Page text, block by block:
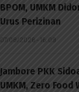
BPOM, UMKM
Urus Perizinan
07/08/2026 - 16:09
Jambore PKK
UMKM, Zero Food